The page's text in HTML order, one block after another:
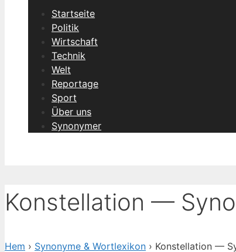
Startseite
Politik
Wirtschaft
Technik
Welt
Reportage
Sport
Über uns
Synonymer
Konstellation —
Hem › Synonyme & Wortlexikon › Konstellation —